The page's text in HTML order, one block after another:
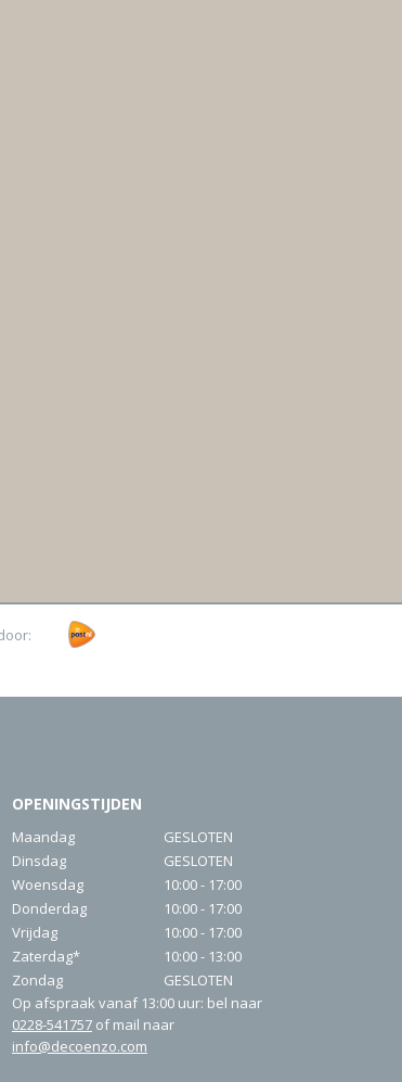
OPENINGSTIJDEN
Maandag
GESLOTEN
Dinsdag
GESLOTEN
Woensdag
10:00 - 17:00
Donderdag
10:00 - 17:00
Vrijdag
10:00 - 17:00
Zaterdag*
10:00 - 13:00
Zondag
GESLOTEN
Op afspraak vanaf 13:00 uur: bel naar
0228-541757 of mail naar
info@decoenzo.com